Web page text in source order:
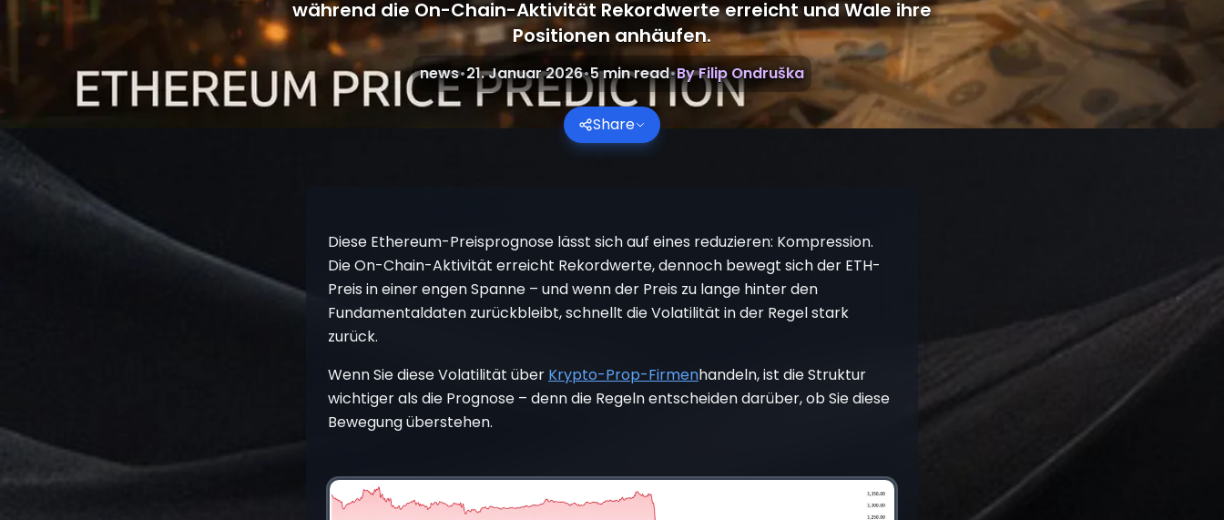
während die On-Chain-Aktivität Rekordwerte erreicht und Wale ihre
Positionen anhäufen.
news•21. Januar 2026•5min read•ByFilip Ondruška
Share
Diese Ethereum-Preisprognose lässt sich auf eines reduzieren: Kompression.
Die On-Chain-Aktivität erreicht Rekordwerte, dennoch bewegt sich der ETH-
Preis in einer engen Spanne – und wenn der Preis zu lange hinter den
Fundamentaldaten zurückbleibt, schnellt die Volatilität in der Regel stark
zurück.
Wenn Sie diese Volatilität über Krypto-Prop-Firmenhandeln, ist die Struktur
wichtiger als die Prognose – denn die Regeln entscheiden darüber, ob Sie diese
Bewegung überstehen.